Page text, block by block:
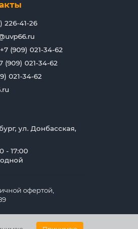
226-41-26
(909) 021-34-62
(909) 021-34-62
021-34-62
ул. Донбасская,
- 17:00
офертой,